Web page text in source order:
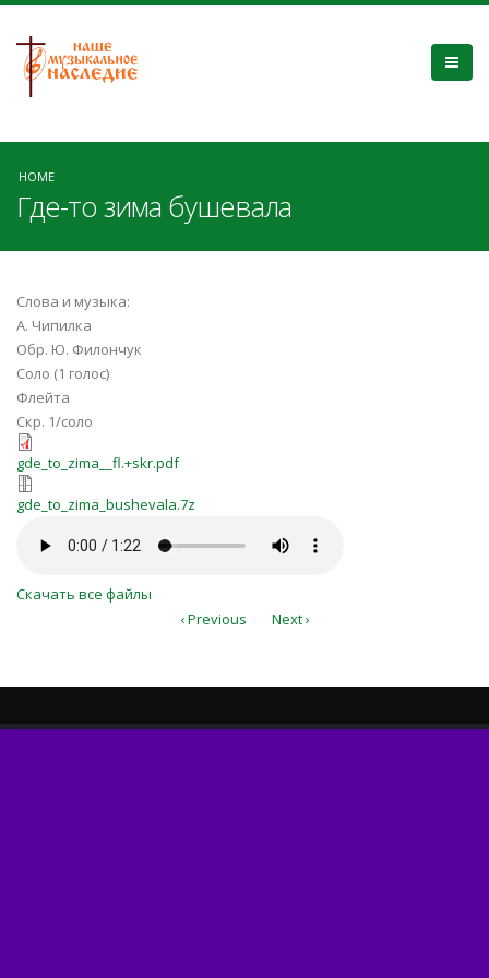
HOME
Где-то зима бушевала
Слова и музыка:
А. Чипилка
Обр. Ю. Филончук
Соло (1 голос)
Флейта
Скр. 1/соло
gde_to_zima__fl.+skr.pdf
gde_to_zima__fl.+skr.pdf
gde_to_zima_bushevala.7z
gde_to_zima_bushevala.7z
gde_to_zima_bushevala.mp3
Скачать все файлы
‹ Previous
Next ›